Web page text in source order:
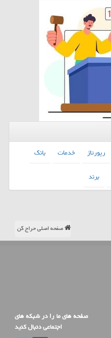
رپورتاژ خدمات
بانك
برند
صفحه اصلی حراج کن
صفحه های ما را در شبکه های
اجتماعی دنبال کنید